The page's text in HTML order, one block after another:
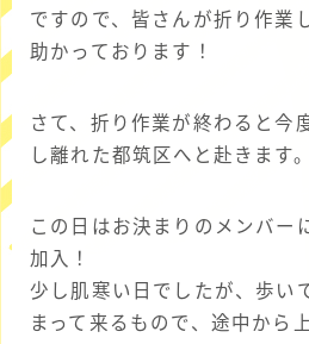
ですので、皆さんが折り作業
助かっております！
さて、折り作業が終わると今
し離れた都筑区へと赴きます。
この日はお決まりのメンバー
加入！
少し肌寒い日でしたが、歩い
まって来るもので、途中から